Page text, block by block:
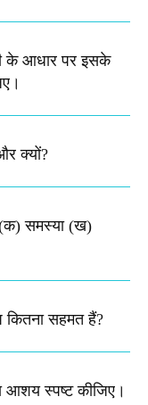
के आधार पर इसके
क्यों?
(क) समस्या (ख)
सहमत हैं?
आशय स्पष्ट कीजिए।​